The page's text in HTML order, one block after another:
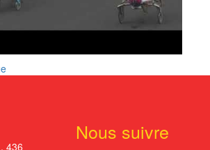
436
Nous suivre